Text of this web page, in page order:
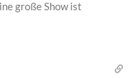
große Show ist